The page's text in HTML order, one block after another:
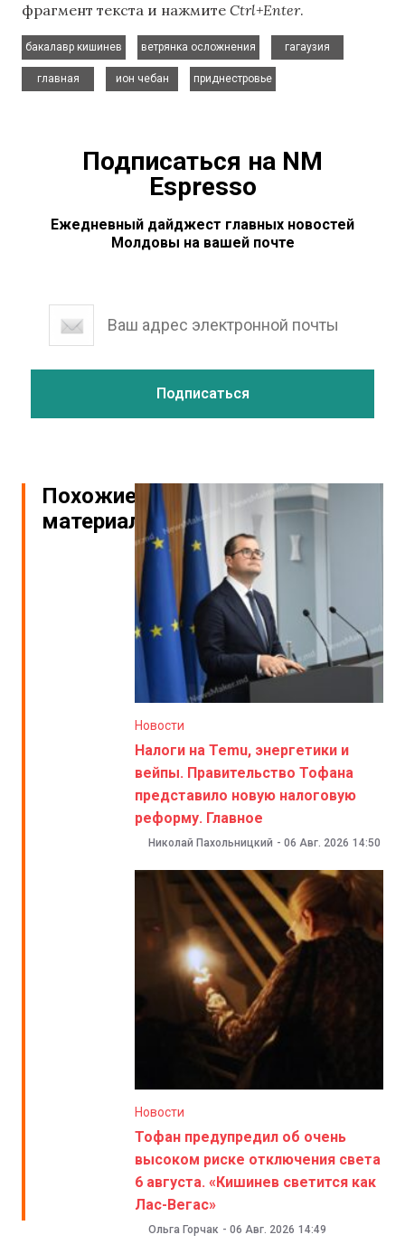
фрагмент текста и нажмите Ctrl+Enter.
бакалавр кишинев
ветрянка осложнения
гагаузия
главная
ион чебан
приднестровье
Подписаться на NM
Espresso
Ежедневный дайджест главных новостей
Молдовы на вашей почте
Похожие
материалы
Новости
Налоги на Temu, энергетики и
вейпы. Правительство Тофана
представило новую налоговую
реформу. Главное
Николай Пахольницкий - 06 Авг. 2026 14:50
Новости
Тофан предупредил об очень
высоком риске отключения света
6 августа. «Кишинев светится как
Лас-Вегас»
Ольга Горчак - 06 Авг. 2026 14:49